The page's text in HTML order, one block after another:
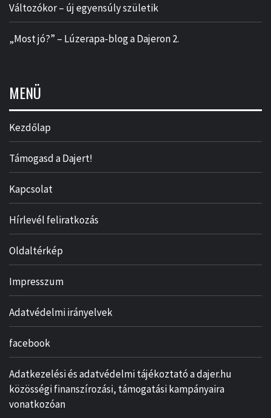
Változókor – új egyensúly születik
„Most jó?” – Lúzerapa-blog a Dajeron 2.
MENÜ
Kezdőlap
Támogasd a Dajert!
Kapcsolat
Hírlevél feliratkozás
Oldaltérkép
Impresszum
Adatvédelmi irányelvek
facebook
Adatkezelési és adatvédelmi tájékoztató a dajer.hu
közösségi finanszírozási, támogatási kampányaira
vonatkozóan